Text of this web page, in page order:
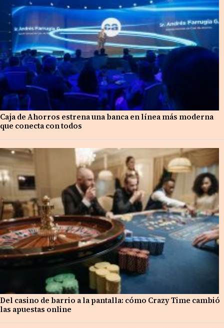
Caja de Ahorros estrena una banca en línea más moderna
que conecta con todos
Del casino de barrio a la pantalla: cómo Crazy Time cambió
las apuestas online